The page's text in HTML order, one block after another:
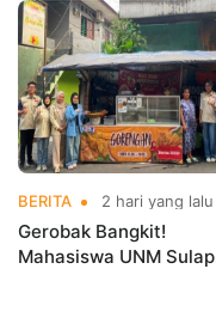
Kerja Sebelum Lulus
BERITA 2 hari yang lalu
Gerobak Bangkit!
Mahasiswa UNM Sulap